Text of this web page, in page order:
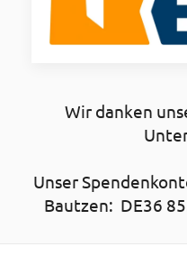
Wir danken
Unser
Bautzen: DE36